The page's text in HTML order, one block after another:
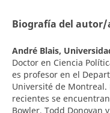
Biografía del autor/
André Blais,
Doctor en Ciencia
es profesor en el
Université de
recientes se
Bowler, Todd Donovan